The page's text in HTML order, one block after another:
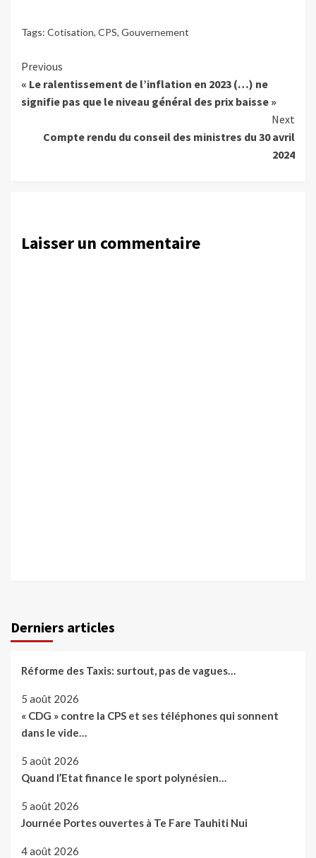
Tags: Cotisation, CPS, Gouvernement
Continue
Reading
Previous
« Le ralentissement de l’inflation en 2023 (…) ne
signifie pas que le niveau général des prix baisse »
Next
Compte rendu du conseil des ministres du 30 avril
2024
Laisser un commentaire
Derniers articles
Réforme des Taxis: surtout, pas de vagues…
5 août 2026
« CDG » contre la CPS et ses téléphones qui sonnent
dans le vide…
5 août 2026
Quand l’Etat finance le sport polynésien…
5 août 2026
Journée Portes ouvertes à Te Fare Tauhiti Nui
4 août 2026